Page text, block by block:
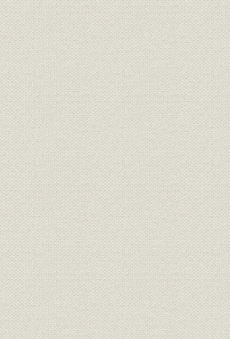
合併およびシステム統合までの
経緯
平成14年
(2003年)5
大株主 普通株式 平成15年
大株主 優先株式 平成15年
(株)関東銀行が(株)つくば銀行よ
り引き継いだ資産・負債の内訳
平成15年